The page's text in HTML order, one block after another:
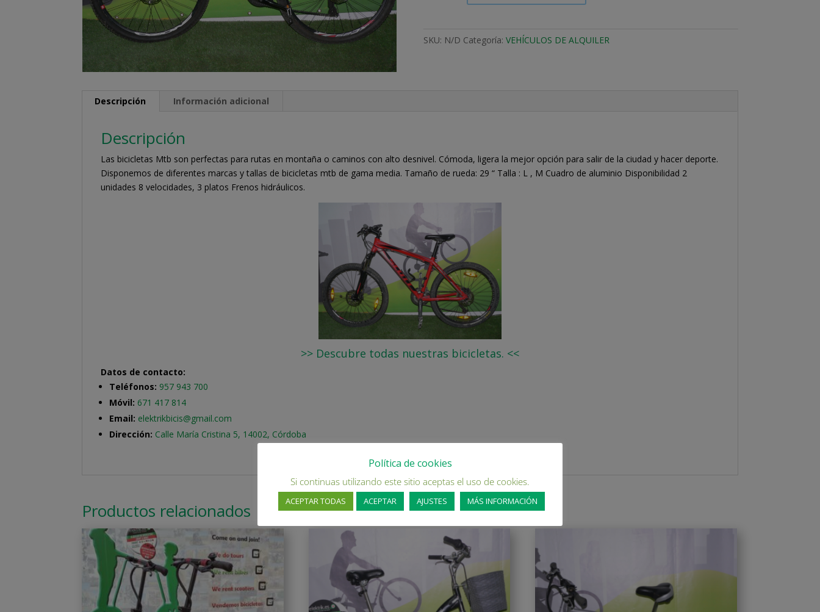
SKU: N/D Categoría: VEHÍCULOS DE ALQUILER
Descripción Información adicional
Descripción
Las bicicletas Mtb son perfectas para rutas en montaña o caminos con alto desnivel. Cómoda, ligera la mejor opción para salir de la ciudad y hacer deporte.
Disponemos de diferentes marcas y tallas de bicicletas mtb de gama media. Tamaño de rueda: 29 “ Talla : L , M Cuadro de aluminio Disponibilidad 2
unidades 8 velocidades, 3 platos Frenos hidráulicos.
>> Descubre todas nuestras bicicletas. <<
Datos de contacto:
Teléfonos: 957 943 700
Móvil: 671 417 814
Email: elektrikbicis@gmail.com
Dirección: Calle María Cristina 5, 14002, Córdoba
Productos relacionados
Política de cookies
Si continuas utilizando este sitio aceptas el uso de cookies.
ACEPTAR TODAS ACEPTAR AJUSTES MÁS INFORMACIÓN